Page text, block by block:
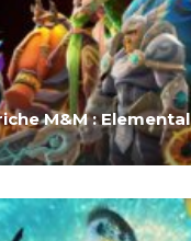
M&M : Elemental